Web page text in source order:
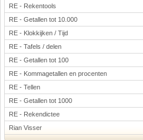
RE - Rekentools
RE - Getallen tot 10.000
RE - Klokkijken / Tijd
RE - Tafels / delen
RE - Getallen tot 100
RE - Kommagetallen en procenten
RE - Tellen
RE - Getallen tot 1000
RE - Rekendictee
Rian Visser